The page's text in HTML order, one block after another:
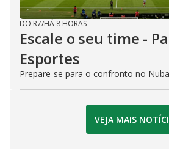
DO R7/HÁ 8 HORAS
Escale o seu time -
Esportes
Prepare-se para o confronto no
VEJA MAIS